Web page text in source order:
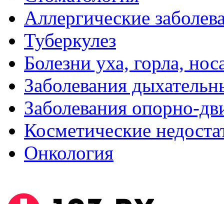
Аллергические
Туберкулез
Болезни уха, горла,
Заболевания
Заболевания опорно-
Косметические
Онкология